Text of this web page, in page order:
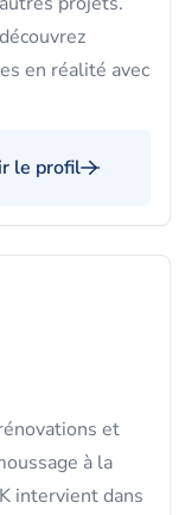
en réalité avec
le profil
et
à la
intervient dans